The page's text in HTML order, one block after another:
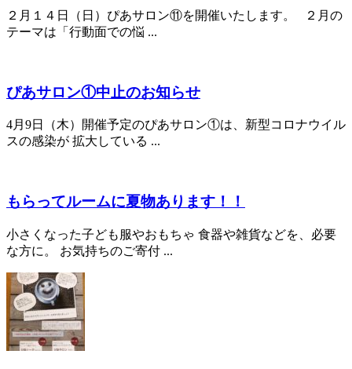
２月１４日（日）ぴあサロン⑪を開催いたします。 ２月の
テーマは「行動面での悩 ...
ぴあサロン①中止のお知らせ
4月9日（木）開催予定のぴあサロン①は、新型コロナウイル
スの感染が 拡大している ...
もらってルームに夏物あります！！
小さくなった子ども服やおもちゃ 食器や雑貨などを、必要
な方に。 お気持ちのご寄付 ...